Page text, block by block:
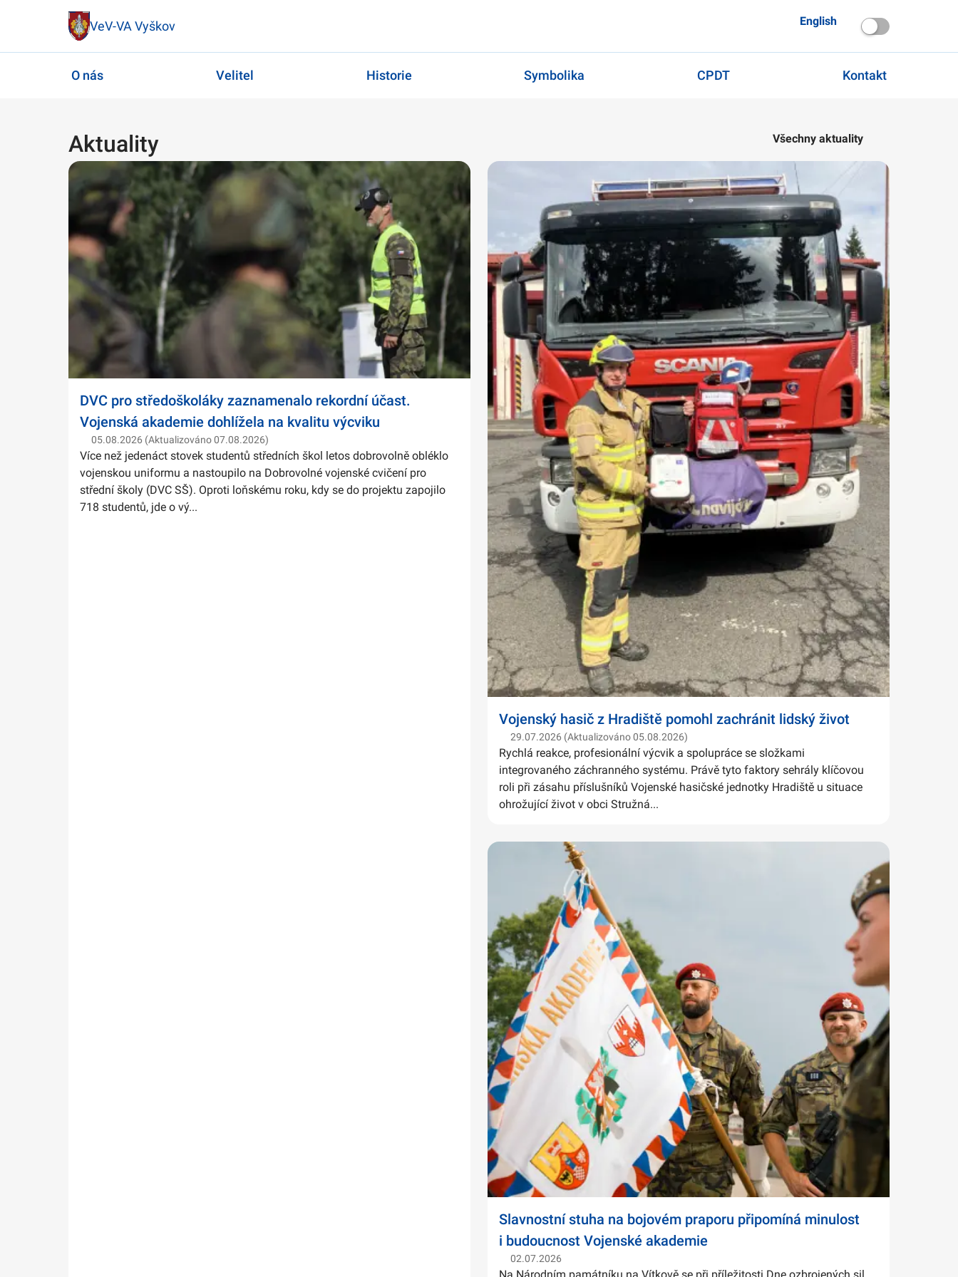
VeV-VA Vyškov English
O nás Velitel Historie Symbolika CPDT Kontakt
Aktuality Všechny aktuality
DVC pro středoškoláky zaznamenalo rekordní účast.
Vojenská akademie dohlížela na kvalitu výcviku
05.08.2026 (Aktualizováno 07.08.2026)
Více než jedenáct stovek studentů středních škol letos dobrovolně obléklo
vojenskou uniformu a nastoupilo na Dobrovolné vojenské cvičení pro
střední školy (DVC SŠ). Oproti loňskému roku, kdy se do projektu zapojilo
718 studentů, jde o vý...
Vojenský hasič z Hradiště pomohl zachránit lidský život
29.07.2026 (Aktualizováno 05.08.2026)
Rychlá reakce, profesionální výcvik a spolupráce se složkami
integrovaného záchranného systému. Právě tyto faktory sehrály klíčovou
roli při zásahu příslušníků Vojenské hasičské jednotky Hradiště u situace
ohrožující život v obci Stružná...
Slavnostní stuha na bojovém praporu připomíná minulost
i budoucnost Vojenské akademie
02.07.2026